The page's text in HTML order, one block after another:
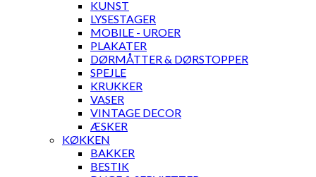
KUNST
LYSESTAGER
MOBILE - UROER
PLAKATER
DØRMÅTTER & DØRSTOPPER
SPEJLE
KRUKKER
VASER
VINTAGE DECOR
ÆSKER
KØKKEN
BAKKER
BESTIK